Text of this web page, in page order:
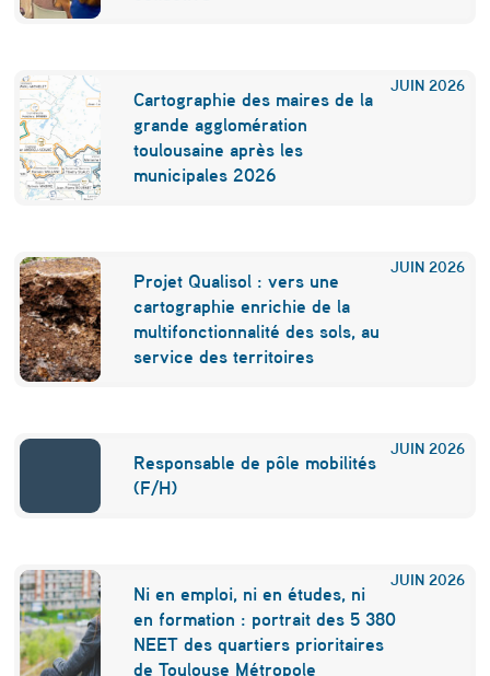
u
e
x
o
d
e
u
r
b
i
t
è
s
l
JUIN 2026
Cartographie des maires de la
grande agglomération
toulousaine après les
municipales 2026
JUIN 2026
Projet Qualisol : vers une
cartographie enrichie de la
multifonctionnalité des sols, au
service des territoires
JUIN 2026
Responsable de pôle mobilités
(F/H)
JUIN 2026
Ni en emploi, ni en études, ni
en formation : portrait des 5 380
NEET des quartiers prioritaires
de Toulouse Métropole